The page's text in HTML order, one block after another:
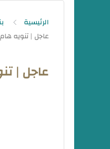
الرئيسية
عاجل |